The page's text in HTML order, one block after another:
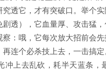
透它，才有突破口。举个
透），它血量厚、攻击猛
：哦，它每次放大招前会
连个必杀技上去，一击搞
上去乱砍，耗半天蓝条，